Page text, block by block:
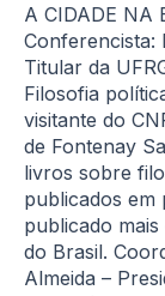
A CIDADE NA
Conferencista:
Titular da
Filosofia
visitante do
de Fontenay
livros sobre
publicados em
publicado
do Brasil.
Almeida –